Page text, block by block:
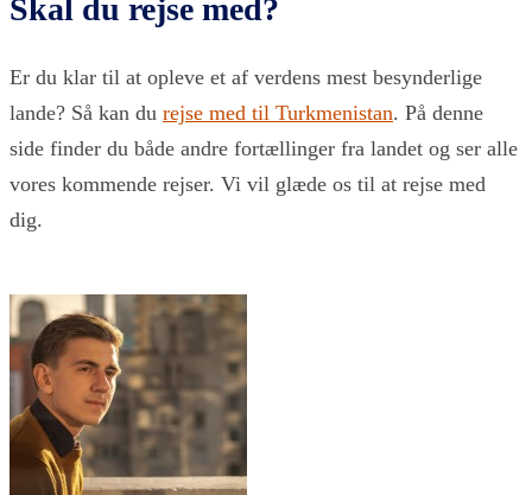
Skal du rejse med?
Er du klar til at opleve et af verdens mest besynderlige
lande? Så kan du rejse med til Turkmenistan. På denne
side finder du både andre fortællinger fra landet og ser alle
vores kommende rejser. Vi vil glæde os til at rejse med
dig.